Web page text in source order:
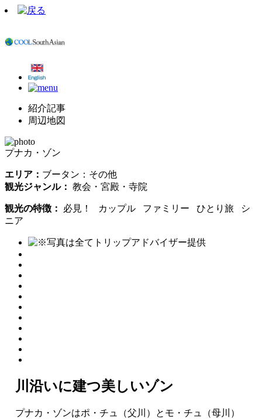
紹介記事
周辺地図
プナカ・ゾン
エリア： ブータン：その他
観光ジャンル： 教会・宮殿・寺院
観光の特徴：
必見！ カップル ファミリー ひとり旅 シ
ニア
川沿いに建つ美しいゾン
プナカ・ゾンはポ・チュ（父川）とモ・チュ（母川）